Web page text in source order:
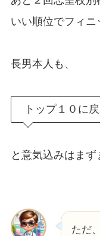
いい順位でフィニ
長男本人も、
トップ１０に
と意気込みはまず
ただ